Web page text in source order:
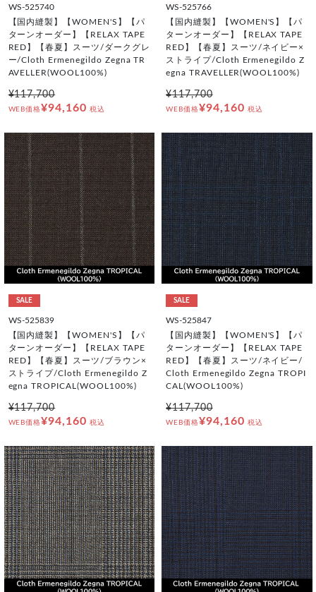
WS-525740
【国内縫製】【WOMEN'S】【パ
ターンオーダー】【RELAX TAPE
RED】【春夏】スーツ/ダークグレ
ー/Cloth Ermenegildo Zegna TR
AVELLER(WOOL100%)
¥117,700
WEB価格¥94,160 税込
WS-525766
【国内縫製】【WOMEN'S】【パ
ターンオーダー】【RELAX TAPE
RED】【春夏】スーツ/ネイビー×
ストライプ/Cloth Ermenegildo Z
egna TRAVELLER(WOOL100%)
¥117,700
WEB価格¥94,160 税込
SALE
WS-525839
【国内縫製】【WOMEN'S】【パ
ターンオーダー】【RELAX TAPE
RED】【春夏】スーツ/ブラウン×
ストライプ/Cloth Ermenegildo Z
egna TROPICAL(WOOL100%)
¥117,700
WEB価格¥94,160 税込
SALE
WS-525847
【国内縫製】【WOMEN'S】【パ
ターンオーダー】【RELAX TAPE
RED】【春夏】スーツ/ネイビー/
Cloth Ermenegildo Zegna TROPI
CAL(WOOL100%)
¥117,700
WEB価格¥94,160 税込